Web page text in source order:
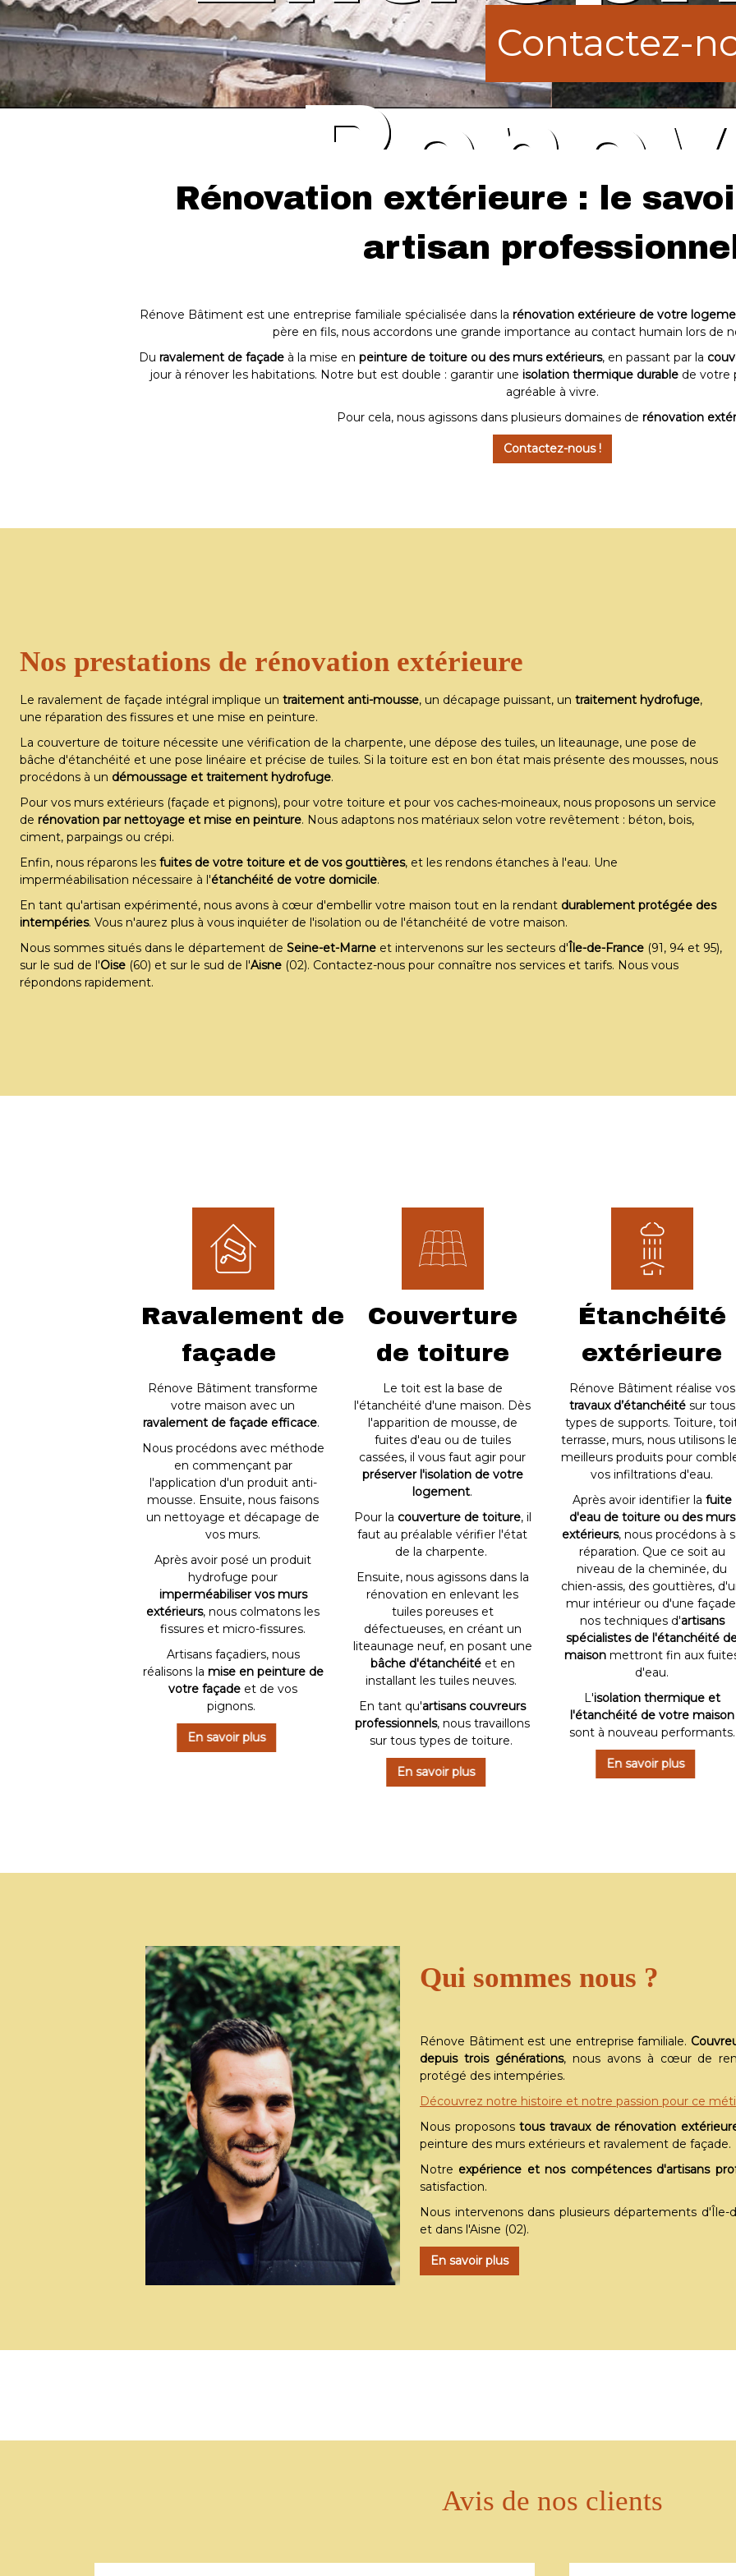
Spécialiste
rénovation
depuis plus
Contactez-
Spécialiste
rénovation
depuis plus
Contactez-
Rénovation extérieure : le
artisan professionnel
Rénove Bâtiment est une entreprise familiale spécialisée dans la rénovation extérieure de votre
père en fils, nous accordons une grande importance au contact humain lors de
Du ravalement de façade à la mise en peinture de toiture ou des murs extérieurs, en passant par la
jour à rénover les habitations. Notre but est double : garantir une isolation thermique durable de votre
agréable à vivre.
Pour cela, nous agissons dans plusieurs domaines de rénovation
Contactez-nous !
Nos prestations de rénovation extérieure
Le ravalement de façade intégral implique un traitement anti-mousse, un décapage puissant, un traitement hydrofuge,
une réparation des fissures et une mise en peinture.
La couverture de toiture nécessite une vérification de la charpente, une dépose des tuiles, un liteaunage, une pose de
bâche d'étanchéité et une pose linéaire et précise de tuiles. Si la toiture est en bon état mais présente des mousses, nous
procédons à un démoussage et traitement hydrofuge.
Pour vos murs extérieurs (façade et pignons), pour votre toiture et pour vos caches-moineaux, nous proposons un service
de rénovation par nettoyage et mise en peinture. Nous adaptons nos matériaux selon votre revêtement : béton, bois,
ciment, parpaings ou crépi.
Enfin, nous réparons les fuites de votre toiture et de vos gouttières, et les rendons étanches à l'eau. Une
imperméabilisation nécessaire à l'étanchéité de votre domicile.
En tant qu'artisan expérimenté, nous avons à cœur d'embellir votre maison tout en la rendant durablement protégée des
intempéries. Vous n'aurez plus à vous inquiéter de l'isolation ou de l'étanchéité de votre maison.
Nous sommes situés dans le département de Seine-et-Marne et intervenons sur les secteurs d'Île-de-France (91, 94 et 95),
sur le sud de l'Oise (60) et sur le sud de l'Aisne (02). Contactez-nous pour connaître nos services et tarifs. Nous vous
répondons rapidement.
Ravalement de
façade
Rénove Bâtiment transforme
votre maison avec un
ravalement de façade efficace.
Nous procédons avec méthode
en commençant par
l'application d'un produit anti-
mousse. Ensuite, nous faisons
un nettoyage et décapage de
vos murs.
Après avoir posé un produit
hydrofuge pour
imperméabiliser vos murs
extérieurs, nous colmatons les
fissures et micro-fissures.
Artisans façadiers, nous
réalisons la mise en peinture de
votre façade et de vos
pignons.
En savoir plus
Couverture
de toiture
Le toit est la base de
l'étanchéité d'une maison. Dès
l'apparition de mousse, de
fuites d'eau ou de tuiles
cassées, il vous faut agir pour
préserver l'isolation de votre
logement.
Pour la couverture de toiture, il
faut au préalable vérifier l'état
de la charpente.
Ensuite, nous agissons dans la
rénovation en enlevant les
tuiles poreuses et
défectueuses, en créant un
liteaunage neuf, en posant une
bâche d'étanchéitéet en
installant les tuiles neuves.
En tant qu'artisans couvreurs
professionnels, nous travaillons
sur tous types de toiture.
En savoir plus
Étanchéité
extérieure
Rénove Bâtiment réalise vos
travaux d’étanchéitésur tous
types de supports. Toiture,
terrasse, murs, nous utilisons
meilleurs produits pour
vos infiltrations d'eau.
Après avoir identifier la fuite
d'eau de toiture ou des murs
extérieurs, nous procédons à
réparation. Que ce soit au
niveau de la cheminée, du
chien-assis, des gouttières,
mur intérieur ou d'une
nos techniques d'artisans
spécialistes de l'étanchéité
maison mettront fin aux
d'eau.
L'isolation thermique et
l'étanchéité de votre maison
sont à nouveau performants.
En savoir plus
Qui sommes nous ?
Rénove Bâtiment est une entreprise familiale.
depuis trois générations, nous avons à cœur de
protégé des intempéries.
Découvrez notre histoire et notre passion pour ce
Nous proposonstous travaux de rénovation
peinture des murs extérieurs et ravalement de façade.
Notre expérience et nos compétences d'artisans
satisfaction.
Nous intervenons dans plusieurs départements d'Île-
et dans l'Aisne (02).
En savoir plus
Avis de nos clients